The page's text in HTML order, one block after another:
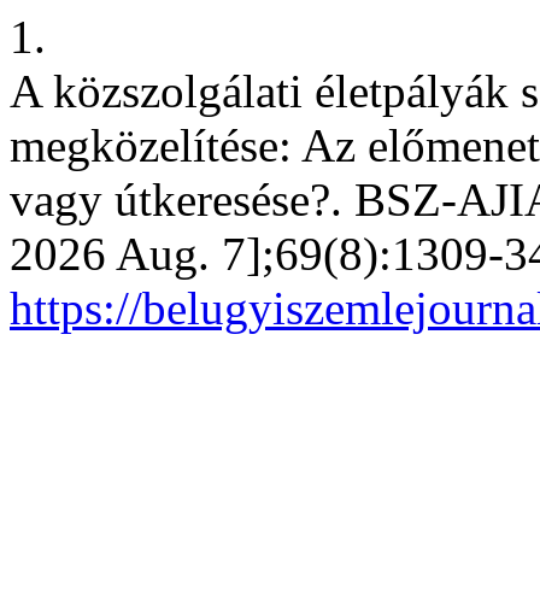
1.
A közszolgálati életpályák
megközelítése: Az
vagy útkeresése?. BSZ-
2026 Aug. 7];69(8):1309-
https://